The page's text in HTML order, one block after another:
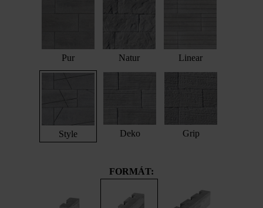
Pur Natur Linear
Style Deko Grip
FORMÁT: